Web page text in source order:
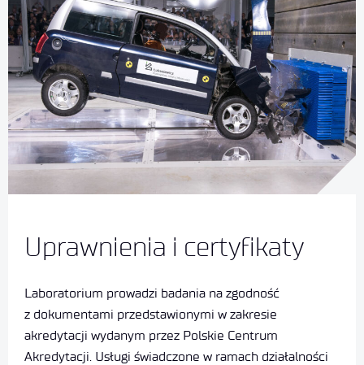
Uprawnienia i certyfikaty
Laboratorium prowadzi badania na zgodność
z dokumentami przedstawionymi w zakresie
akredytacji wydanym przez Polskie Centrum
Akredytacji. Usługi świadczone w ramach działalności